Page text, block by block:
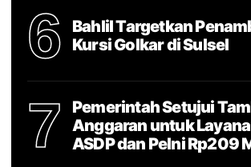
6
Bahlil Targetkan
Kursi Golkar di Sulsel
7
Pemerintah Setujui
Anggaran untuk
ASDP dan Pelni Rp209